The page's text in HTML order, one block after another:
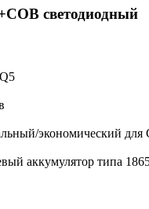
светодиодный
экономический для
аккумулятор типа